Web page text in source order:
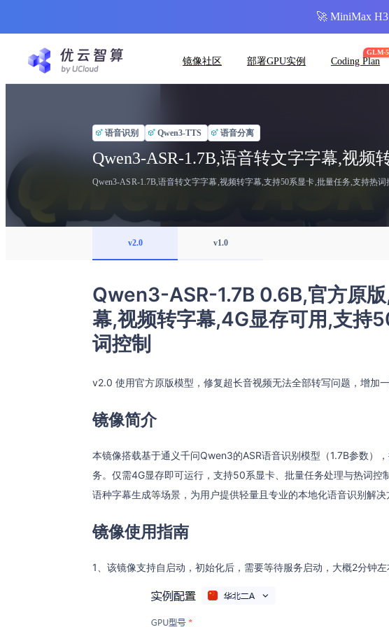
镜像社区 部署GPU实例
GLM-
Coding Plan
语音识别 Qwen3-TTS 语音分离
Qwen3-ASR-1.7B,语音转文字字幕,视频
Qwen3-ASR-1.7B,语音转文字字幕,视频转字幕,支持50系显卡,批量任务,支持热词
v2.0 v1.0
Qwen3-ASR-1.7B 0.6B,官方原
幕,视频转字幕,4G显存可用,支持
词控制
v2.0 使用官方原版模型，修复超长音视频无法全部转写问题，增加
镜像简介
本镜像搭载基于通义千问Qwen3的ASR语音识别模型（1.7B参数）
务。仅需4G显存即可运行，支持50系显卡、批量任务处理与热词控
语种字幕生成等场景，为用户提供轻量且专业的本地化语音识别解决
镜像使用指南
1、该镜像支持自启动，初始化后，需要等待服务启动，大概2分
🚀 MiniMax